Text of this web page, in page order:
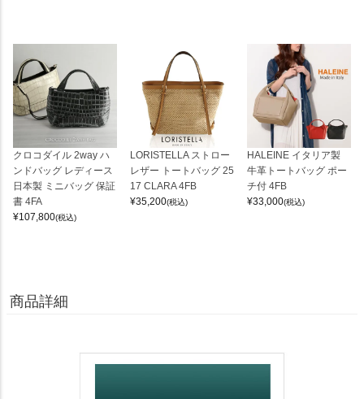
クロコダイル 2way ハ
ンドバッグ レディース
日本製 ミニバッグ 保証
書 4FA
¥107,800(税込)
LORISTELLA ストロー
レザー トートバッグ 25
17 CLARA 4FB
¥35,200(税込)
HALEINE イタリア製
牛革トートバッグ ポー
チ付 4FB
¥33,000(税込)
商品詳細